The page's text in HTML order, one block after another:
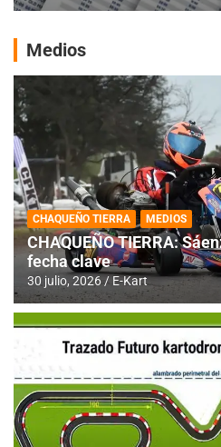
Medios
CHAQUEÑO TIERRA MEDIOS
CHAQUEÑO TIERRA:
fecha clave
30 julio, 2026 E-Kart